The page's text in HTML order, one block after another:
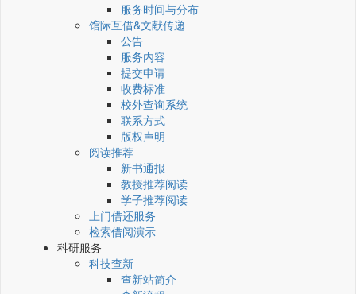
服务时间与分布
馆际互借&文献传递
公告
服务内容
提交申请
收费标准
校外查询系统
联系方式
版权声明
阅读推荐
新书通报
教授推荐阅读
学子推荐阅读
上门借还服务
检索借阅演示
科研服务
科技查新
查新站简介